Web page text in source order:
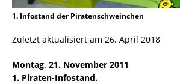
1. Infostand der Piratenschweinchen
Zuletzt aktualisiert am 26. April 2018
Montag, 21. November 2011
1. Piraten-Infostand.